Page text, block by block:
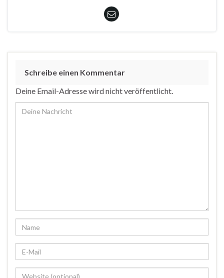
Schreibe einen Kommentar
Deine Email-Adresse wird nicht veröffentlicht.